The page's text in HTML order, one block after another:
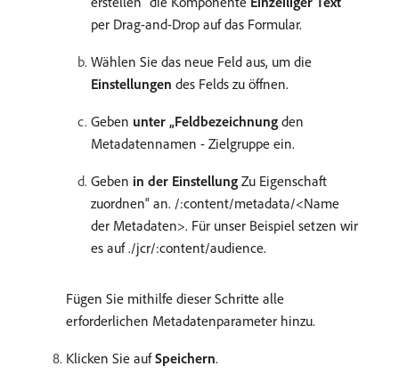
per Drag-and-Drop auf das Formular.
Wählen Sie das neue Feld aus, um die
Einstellungen des Felds zu öffnen.
Geben unter „Feldbezeichnung den
Metadatennamen - Zielgruppe ein.
Geben in der Einstellung Zu Eigenschaft
zuordnen“ an. /:content/metadata/<Name
der Metadaten>. Für unser Beispiel setzen wir
es auf ./jcr/:content/audience.
Fügen Sie mithilfe dieser Schritte alle
erforderlichen Metadatenparameter hinzu.
Klicken Sie aufSpeichern.